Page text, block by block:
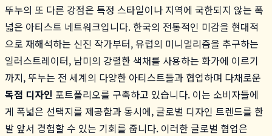
뚜누의 또 다른 강점은 특정 스타일이나 지역에 국한되지 않는 폭
넓은 아티스트 네트워크입니다. 한국의 전통적인 미감을 현대적
으로 재해석하는 신진 작가부터, 유럽의 미니멀리즘을 추구하는
일러스트레이터, 남미의 강렬한 색채를 사용하는 화가에 이르기
까지, 뚜누는 전 세계의 다양한 아티스트들과 협업하며 다채로운
독점 디자인 포트폴리오를 구축하고 있습니다. 이는 소비자들에
게 폭넓은 선택지를 제공함과 동시에, 글로벌 디자인 트렌드를 한
발 앞서 경험할 수 있는 기회를 줍니다. 이러한 글로벌 협업은